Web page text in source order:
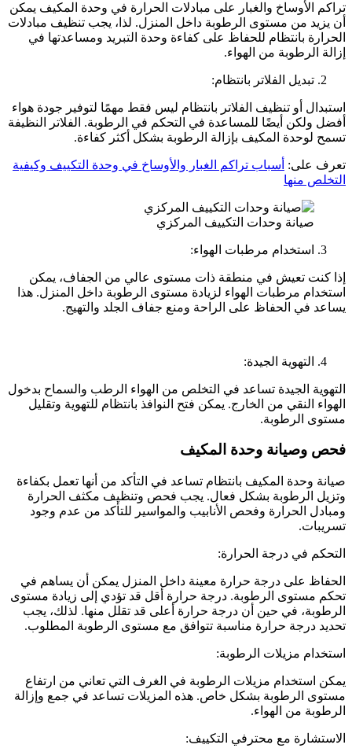
تراكم الأوساخ والغبار على مبادلات الحرارة في وحدة المكيف يمكن
أن يزيد من مستوى الرطوبة داخل المنزل. لذا، يجب تنظيف مبادلات
الحرارة بانتظام للحفاظ على كفاءة وحدة التبريد ومساعدتها في
إزالة الرطوبة من الهواء.
تبديل الفلاتر بانتظام:
استبدال أو تنظيف الفلاتر بانتظام ليس فقط مهمًا لتوفير جودة هواء
أفضل ولكن أيضًا للمساعدة في التحكم في الرطوبة. الفلاتر النظيفة
تسمح لوحدة المكيف بإزالة الرطوبة بشكل أكثر كفاءة.
تعرف على: أسباب تراكم الغبار والأوساخ في وحدة التكييف وكيفية
التخلص منها
صيانة وحدات التكييف المركزي
استخدام مرطبات الهواء:
إذا كنت تعيش في منطقة ذات مستوى عالي من الجفاف، يمكن
استخدام مرطبات الهواء لزيادة مستوى الرطوبة داخل المنزل. هذا
يساعد في الحفاظ على الراحة ومنع جفاف الجلد والتهيج.
التهوية الجيدة:
التهوية الجيدة تساعد في التخلص من الهواء الرطب والسماح بدخول
الهواء النقي من الخارج. يمكن فتح النوافذ بانتظام للتهوية وتقليل
مستوى الرطوبة.
فحص وصيانة وحدة المكيف
صيانة وحدة المكيف بانتظام تساعد في التأكد من أنها تعمل بكفاءة
وتزيل الرطوبة بشكل فعال. يجب فحص وتنظيف مكثف الحرارة
ومبادل الحرارة وفحص الأنابيب والمواسير للتأكد من عدم وجود
تسريبات.
التحكم في درجة الحرارة:
الحفاظ على درجة حرارة معينة داخل المنزل يمكن أن يساهم في
تحكم مستوى الرطوبة. درجة حرارة أقل قد تؤدي إلى زيادة مستوى
الرطوبة، في حين أن درجة حرارة أعلى قد تقلل منها. لذلك، يجب
تحديد درجة حرارة مناسبة تتوافق مع مستوى الرطوبة المطلوب.
استخدام مزيلات الرطوبة:
يمكن استخدام مزيلات الرطوبة في الغرف التي تعاني من ارتفاع
مستوى الرطوبة بشكل خاص. هذه المزيلات تساعد في جمع وإزالة
الرطوبة من الهواء.
الاستشارة مع محترفي التكييف: